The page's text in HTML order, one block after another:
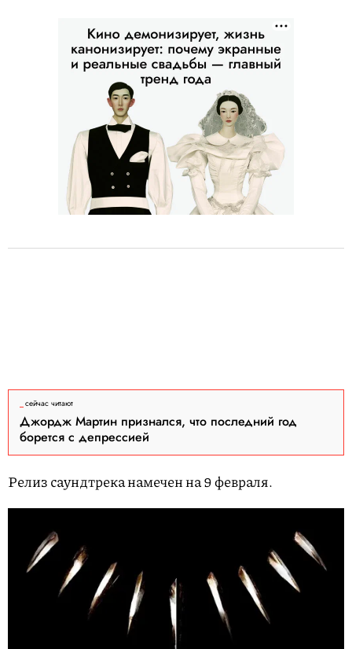
сейчас читают
Джордж Мартин признался, что последний год
борется с депрессией
Релиз саундтрека намечен на 9 февраля.